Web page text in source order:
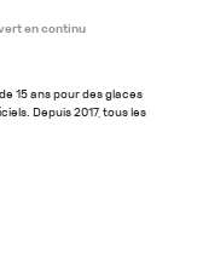
en continu
15 ans pour des glaces
Depuis 2017, tous les